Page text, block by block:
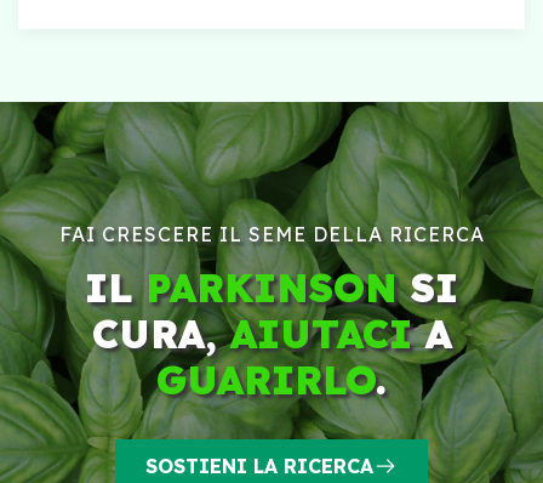
FAI CRESCERE IL SEME DELLA RICERCA
ILPARKINSONSI
CURA,AIUTACIA
GUARIRLO.
SOSTIENI LA RICERCA